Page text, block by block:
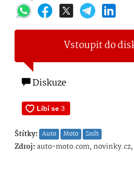
Vstoupit do
Diskuze
Štítky: Auto Moto Sníh
Zdroj:auto-moto.com,